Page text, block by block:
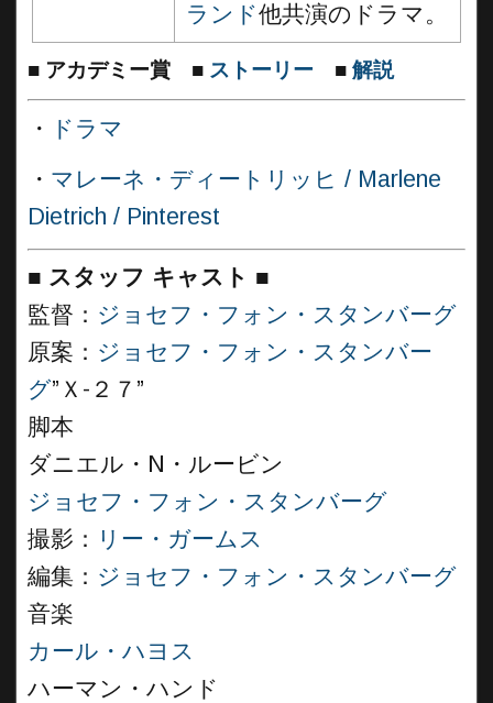
ランド他共演のドラマ。
■ アカデミー賞 ■ ストーリー ■ 解説
・
ドラマ
・ マレーネ・ディートリッヒ / Marlene
Dietrich / Pinterest
■ スタッフ キャスト ■
監督： ジョセフ・フォン・スタンバーグ
原案： ジョセフ・フォン・スタンバー
グ”Ｘ-２７”
脚本
ダニエル・N・ルービン
ジョセフ・フォン・スタンバーグ
撮影： リー・ガームス
編集： ジョセフ・フォン・スタンバーグ
音楽
カール・ハヨス
ハーマン・ハンド